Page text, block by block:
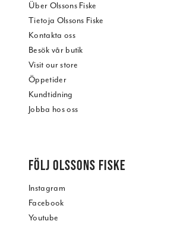
Über Olssons Fiske
Tietoja Olssons Fiske
Kontakta oss
Besök vår butik
Visit our store
Öppetider
Kundtidning
Jobba hos oss
FÖLJ OLSSONS FISKE
Instagram
Facebook
Youtube